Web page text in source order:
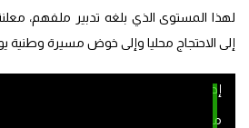
لهذا المستوى الذي بلغه تدبير ملفهم،
إلى الاحتجاج محليا وإلى خوض مسيرة وطنية يوم 25 من أبريل
إضرابات طلبة الطب
مجلس المستشاربن